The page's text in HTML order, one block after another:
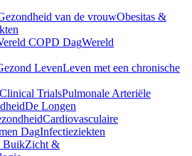
van de vrouwObesitas &
COPD DagWereld
LevenLeven met een chronische
Clinical TrialsPulmonale Arteriële
De Longen
Cardiovasculaire
DagInfectieziekten
BuikZicht &